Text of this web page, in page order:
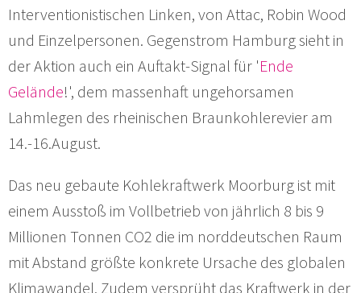
Interventionistischen Linken, von Attac, Robin Wood
und Einzelpersonen. Gegenstrom Hamburg sieht in
der Aktion auch ein Auftakt-Signal für 'Ende
Gelände!', dem massenhaft ungehorsamen
Lahmlegen des rheinischen Braunkohlerevier am
14.-16.August.
Das neu gebaute Kohlekraftwerk Moorburg ist mit
einem Ausstoß im Vollbetrieb von jährlich 8 bis 9
Millionen Tonnen CO2 die im norddeutschen Raum
mit Abstand größte konkrete Ursache des globalen
Klimawandel. Zudem versprüht das Kraftwerk in der